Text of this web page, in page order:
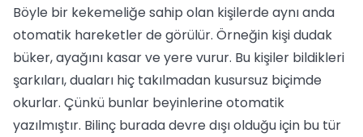
Böyle bir kekemeliğe sahip olan kişilerde aynı anda
otomatik hareketler de görülür. Örneğin kişi dudak
büker, ayağını kasar ve yere vurur. Bu kişiler bildikleri
şarkıları, duaları hiç takılmadan kusursuz biçimde
okurlar. Çünkü bunlar beyinlerine otomatik
yazılmıştır. Bilinç burada devre dışı olduğu için bu tür